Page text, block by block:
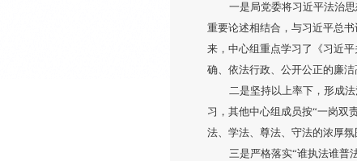
一是局党委将习近平法治
重要论述相结合，与习近平总
来，中心组重点学习了《习近
确、依法行政、公开公正的廉洁
二是坚持以上率下，形成
习，其他中心组成员按“一岗双
法、学法、尊法、守法的浓厚氛
三是严格落实“谁执法谁普